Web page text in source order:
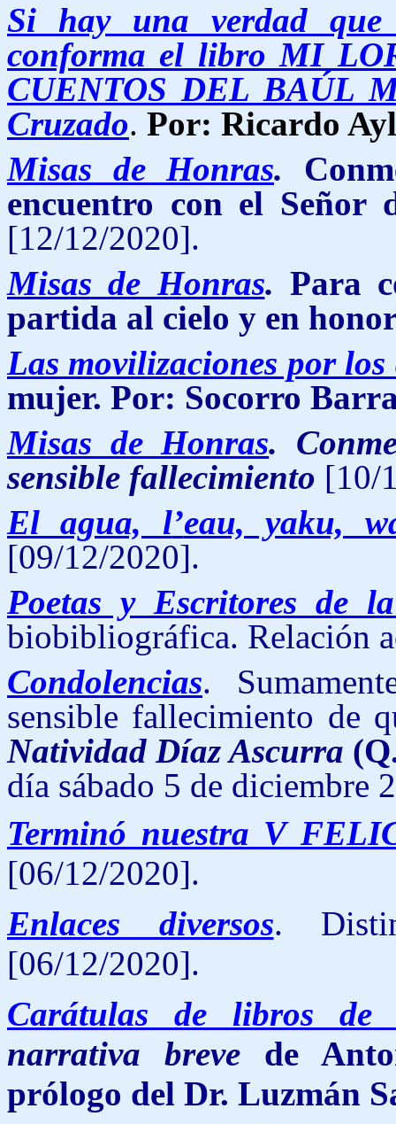
Si hay una verdad
conforma el libro MI
CUENTOS DEL BAÚL
Cruzado. Por: Ricardo
Misas de Honras.
encuentro con el Señor
[12/12/2020].
Misas de Honras. Para
partida al cielo y en
Las movilizaciones por los
mujer. Por: Socorro
Misas de Honras.
sensible fallecimiento [10/
El agua, l’eau, yaku,
[09/12/2020].
Poetas y Escritores de
biobibliográfica. Relación
Condolencias.
sensible fallecimiento de
Natividad Díaz Ascurra
día sábado 5 de diciembre
Terminó nuestra V
[06/12/2020].
Enlaces diversos.
[06/12/2020].
Carátulas de libros de
narrativa breve de
prólogo del Dr. Luzmán